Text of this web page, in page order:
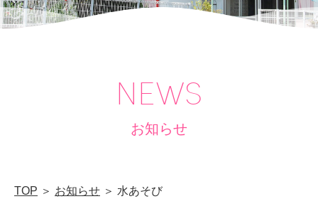
NEWS
お知らせ
TOP ＞ お知らせ ＞ 水あそび